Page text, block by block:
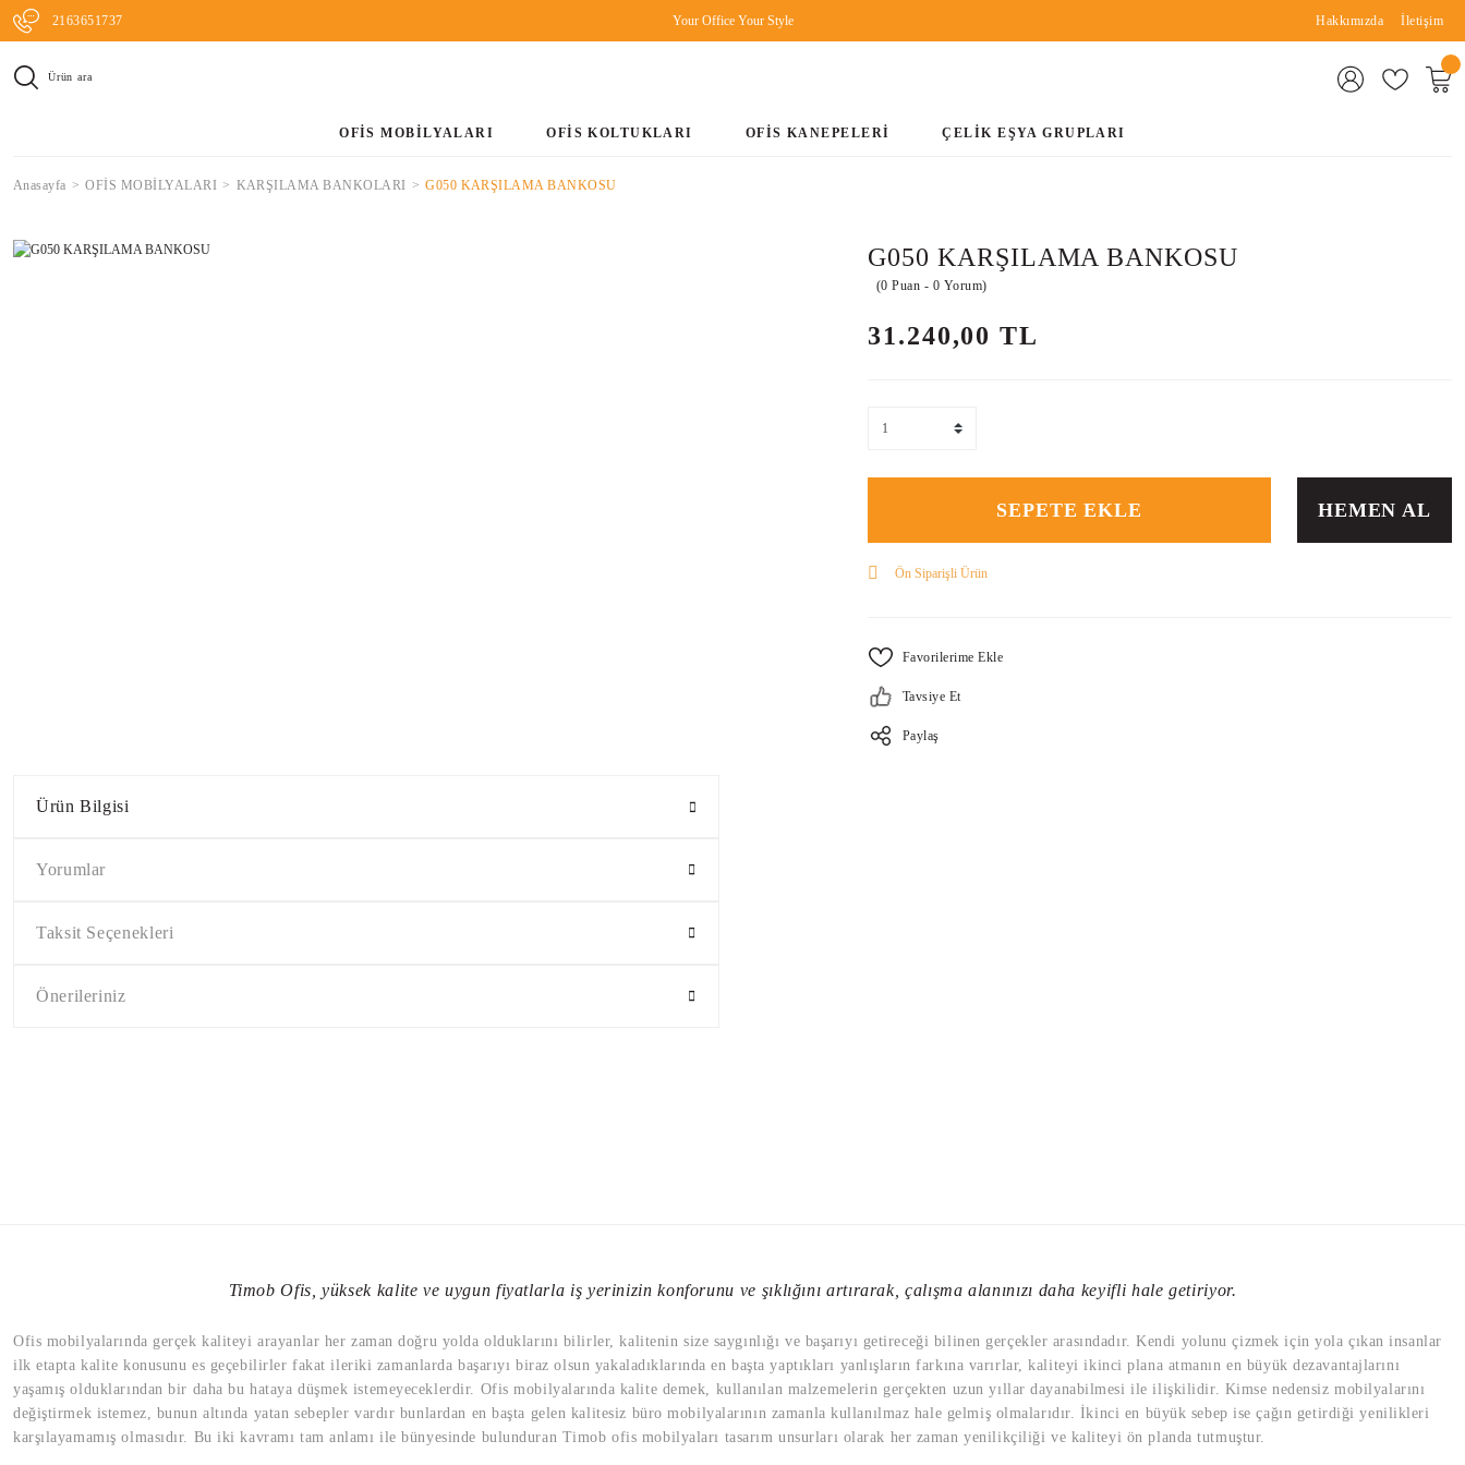
2163651737 Your Office Your Style Hakkımızda İletişim
Ürün ara
OFİS MOBİLYALARI OFİS KOLTUKLARI OFİS KANEPELERİ ÇELİK EŞYA GRUPLARI
Anasayfa OFİS MOBİLYALARI KARŞILAMA BANKOLARI G050 KARŞILAMA BANKOSU
Ürün Bilgisi
Yorumlar
Taksit Seçenekleri
Önerileriniz
G050 KARŞILAMA BANKOSU
(0 Puan - 0 Yorum)
31.240,00 TL
SEPETE EKLE HEMEN AL
Ön Siparişli Ürün
Tavsiye Et
Paylaş
Timob Ofis, yüksek kalite ve uygun fiyatlarla iş yerinizin konforunu ve şıklığını artırarak, çalışma alanınızı daha keyifli hale getiriyor.
Ofis mobilyalarında gerçek kaliteyi arayanlar her zaman doğru yolda olduklarını bilirler, kalitenin size saygınlığı ve başarıyı getireceği bilinen gerçekler arasındadır. Kendi yolunu çizmek için yola çıkan insanlar
ilk etapta kalite konusunu es geçebilirler fakat ileriki zamanlarda başarıyı biraz olsun yakaladıklarında en başta yaptıkları yanlışların farkına varırlar, kaliteyi ikinci plana atmanın en büyük dezavantajlarını
yaşamış olduklarından bir daha bu hataya düşmek istemeyeceklerdir. Ofis mobilyalarında kalite demek, kullanılan malzemelerin gerçekten uzun yıllar dayanabilmesi ile ilişkilidir. Kimse nedensiz mobilyalarını
değiştirmek istemez, bunun altında yatan sebepler vardır bunlardan en başta gelen kalitesiz büro mobilyalarının zamanla kullanılmaz hale gelmiş olmalarıdır. İkinci en büyük sebep ise çağın getirdiği yenilikleri
karşılayamamış olmasıdır. Bu iki kavramı tam anlamı ile bünyesinde bulunduran Timob ofis mobilyaları tasarım unsurları olarak her zaman yenilikçiliği ve kaliteyi ön planda tutmuştur.